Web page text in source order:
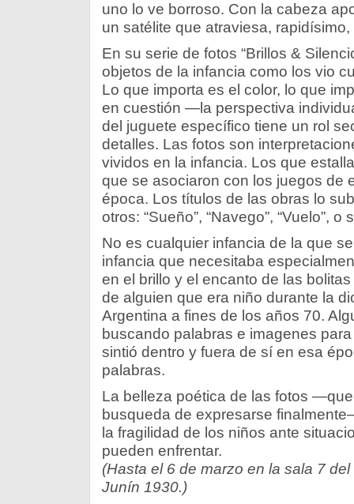
uno lo ve borroso. Con la cabeza
un satélite que atraviesa,
En su serie de fotos “Brillos &
objetos de la infancia como los vio
Lo que importa es el color, lo que
en cuestión —la perspectiva
del juguete específico tiene un rol
detalles. Las fotos son
vividos en la infancia. Los que
que se asociaron con los juegos de
época. Los títulos de las obras lo
otros: “Sueño”, “Navego”, “Vuelo”, o
No es cualquier infancia de la que
infancia que necesitaba
en el brillo y el encanto de las
de alguien que era niño durante la
Argentina a fines de los años 70.
buscando palabras e imagenes
sintió dentro y fuera de sí en esa
palabras.
La belleza poética de las fotos
busqueda de expresarse
la fragilidad de los niños ante
pueden enfrentar.
(Hasta el 6 de marzo en la sala 7
Junín 1930.)